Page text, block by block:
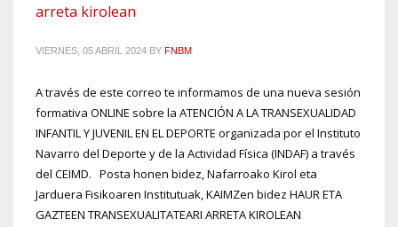
arreta kirolean
VIERNES, 05 ABRIL 2024 BY FNBM
A través de este correo te informamos de una nueva sesión
formativa ONLINE sobre la ATENCIÓN A LA TRANSEXUALIDAD
INFANTIL Y JUVENIL EN EL DEPORTE organizada por el Instituto
Navarro del Deporte y de la Actividad Física (INDAF) a través
del CEIMD. Posta honen bidez, Nafarroako Kirol eta
Jarduera Fisikoaren Institutuak, KAIMZen bidez HAUR ETA
GAZTEEN TRANSEXUALITATEARI ARRETA KIROLEAN